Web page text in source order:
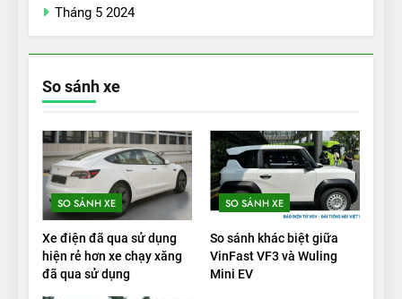
Tháng 5 2024
So sánh xe
SO SÁNH XE
Xe điện đã qua sử dụng
hiện rẻ hơn xe chạy xăng
đã qua sử dụng
SO SÁNH XE
So sánh khác biệt giữa
VinFast VF3 và Wuling
Mini EV
Những trải nghiệm đỉnh cao
19
VinFast VF9 có gì để cạnh
tranh với các xe xăng cùng
tầm giá?
ĐÁNH GIÁ XE
20